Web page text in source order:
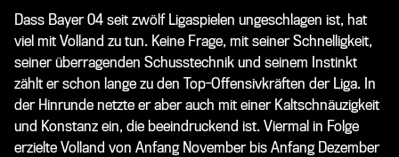
Dass Bayer 04 seit zwölf Ligaspielen ungeschlagen ist, hat
viel mit Volland zu tun. Keine Frage, mit seiner Schnelligkeit,
seiner überragenden Schusstechnik und seinem Instinkt
zählt er schon lange zu den Top-Offensivkräften der Liga. In
der Hinrunde netzte er aber auch mit einer Kaltschnäuzigkeit
und Konstanz ein, die beeindruckend ist. Viermal in Folge
erzielte Volland von Anfang November bis Anfang Dezember